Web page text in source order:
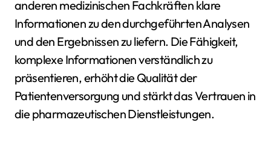
anderen medizinischen Fachkräften klare
Informationen zu den durchgeführten Analysen
und den Ergebnissen zu liefern. Die Fähigkeit,
komplexe Informationen verständlich zu
präsentieren, erhöht die Qualität der
Patientenversorgung und stärkt das Vertrauen in
die pharmazeutischen Dienstleistungen.